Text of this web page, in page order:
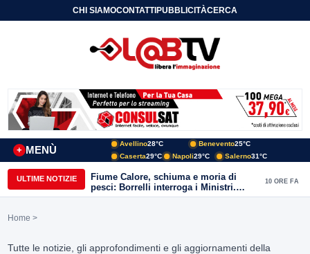
CHI SIAMOCONTATTIPUBBLICITÀCERCA
MENÙ
+
Avellino28°C Benevento25°C
Caserta29°C Napoli29°C Salerno31°C
ULTIME NOTIZIE
Fiume Calore, schiuma e moria di
pesci: Borrelli interroga i Ministri.
“Benevento paga l’assenza del
10 ORE FA
Home >
Tutte le notizie, gli approfondimenti e gli aggiornamenti della